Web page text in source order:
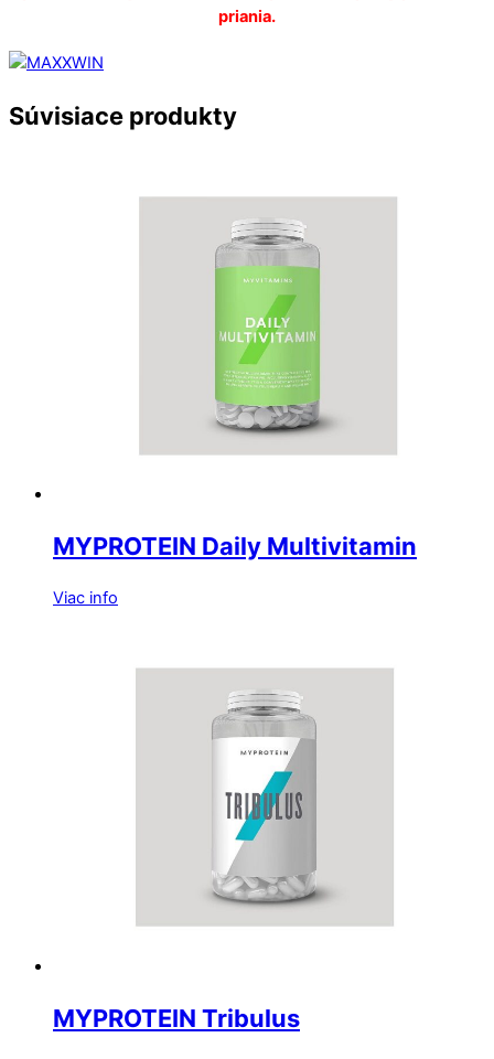
priania.
Súvisiace produkty
MYPROTEIN Daily Multivitamin
Viac info
MYPROTEIN Tribulus